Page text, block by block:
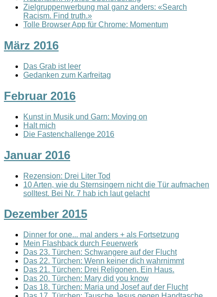
Zielgruppenwerbung mal ganz anders: «Search
Racism. Find truth.»
Tolle Browser App für Chrome: Momentum
März 2016
Das Grab ist leer
Gedanken zum Karfreitag
Februar 2016
Kunst in Musik und Garn: Moving on
Halt mich
Die Fastenchallenge 2016
Januar 2016
Rezension: Drei Liter Tod
10 Arten, wie du Sternsingern nicht die Tür aufmachen
solltest. Bei Nr. 7 hab ich laut gelacht
Dezember 2015
Dinner for one... mal anders + als Fortsetzung
Mein Flashback durch Feuerwerk
Das 23. Türchen: Schwangere auf der Flucht
Das 22. Türchen: Wenn keiner dich wahrnimmt
Das 21. Türchen: Drei Religonen. Ein Haus.
Das 20. Türchen: Mary did you know
Das 18. Türchen: Maria und Josef auf der Flucht